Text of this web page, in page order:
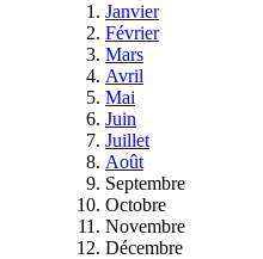
Janvier
Février
Mars
Avril
Mai
Juin
Juillet
Août
Septembre
Octobre
Novembre
Décembre